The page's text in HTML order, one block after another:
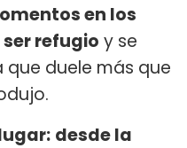
en los
refugio y se
duele más que
desde la